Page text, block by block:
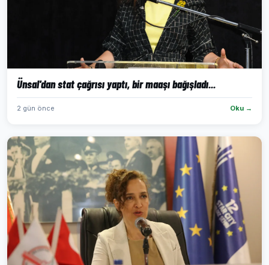
Ünsal'dan stat çağrısı yaptı, bir maaşı bağışladı...
2 gün önce Oku →